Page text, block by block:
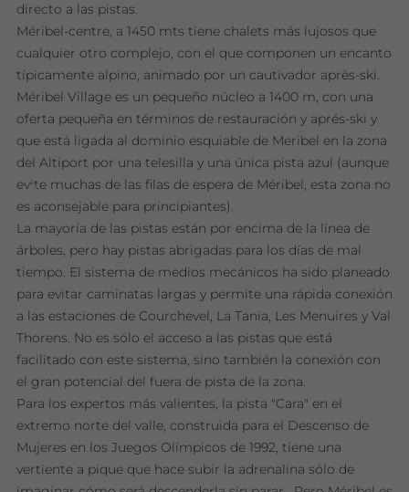
directo a las pistas.
Méribel-centre, a 1450 mts tiene chalets más lujosos que
cualquier otro complejo, con el que componen un encanto
típicamente alpino, animado por un cautivador après-ski.
Méribel Village es un pequeño núcleo a 1400 m, con una
oferta pequeña en términos de restauración y aprés-ski y
que está ligada al dominio esquiable de Meribel en la zona
del Altiport por una telesilla y una única pista azul (aunque
evite muchas de las filas de espera de Méribel, esta zona no
es aconsejable para principiantes).
La mayoría de las pistas están por encima de la línea de
árboles, pero hay pistas abrigadas para los días de mal
tiempo. El sistema de medios mecánicos ha sido planeado
para evitar caminatas largas y permite una rápida conexión
a las estaciones de Courchevel, La Tania, Les Menuires y Val
Thorens. No es sólo el acceso a las pistas que está
facilitado con este sistema, sino también la conexión con
el gran potencial del fuera de pista de la zona.
Para los expertos más valientes, la pista "Cara" en el
extremo norte del valle, construida para el Descenso de
Mujeres en los Juegos Olímpicos de 1992, tiene una
vertiente a pique que hace subir la adrenalina sólo de